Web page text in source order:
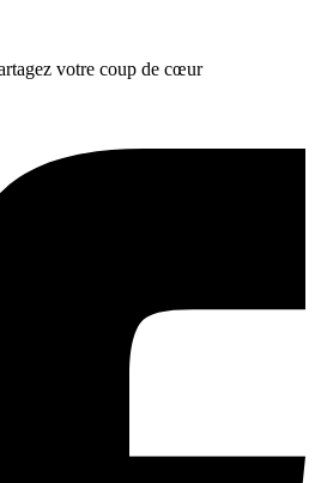
votre coup de cœur